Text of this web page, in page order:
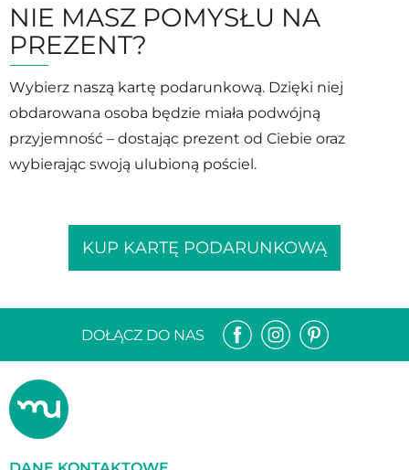
NIE MASZ POMYSŁU NA
PREZENT?
Wybierz naszą kartę podarunkową. Dzięki niej
obdarowana osoba będzie miała podwójną
przyjemność – dostając prezent od Ciebie oraz
wybierając swoją ulubioną pościel.
KUP KARTĘ PODARUNKOWĄ
DOŁĄCZ DO NAS